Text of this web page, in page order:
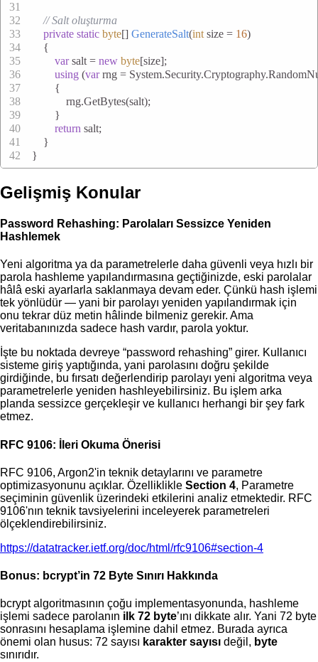
// Salt oluşturma
private static byte[] GenerateSalt(int size = 16)
    {
var salt = new byte[size];
using (var rng =
        {
            rng.GetBytes(salt);
        }
return salt;
    }
}
Gelişmiş Konular
Password Rehashing: Parolaları Sessizce Yeniden
Hashlemek
Yeni algoritma ya da parametrelerle daha güvenli veya hızlı bir
parola hashleme yapılandırmasına geçtiğinizde, eski parolalar
hâlâ eski ayarlarla saklanmaya devam eder. Çünkü hash işlemi
tek yönlüdür — yani bir parolayı yeniden yapılandırmak için
onu tekrar düz metin hâlinde bilmeniz gerekir. Ama
veritabanınızda sadece hash vardır, parola yoktur.
İşte bu noktada devreye “password rehashing” girer. Kullanıcı
sisteme giriş yaptığında, yani parolasını doğru şekilde
girdiğinde, bu fırsatı değerlendirip parolayı yeni algoritma veya
parametrelerle yeniden hashleyebilirsiniz. Bu işlem arka
planda sessizce gerçekleşir ve kullanıcı herhangi bir şey fark
etmez.
RFC 9106: İleri Okuma Önerisi
RFC 9106, Argon2'in teknik detaylarını ve parametre
optimizasyonunu açıklar. Özelliklikle Section 4, Parametre
seçiminin güvenlik üzerindeki etkilerini analiz etmektedir. RFC
9106'nın teknik tavsiyelerini inceleyerek parametreleri
ölçeklendirebilirsiniz.
https://datatracker.ietf.org/doc/html/rfc9106#section-4
Bonus: bcrypt’in 72 Byte Sınırı Hakkında
bcrypt algoritmasının çoğu implementasyonunda, hashleme
işlemi sadece parolanın ilk 72 byte’ını dikkate alır. Yani 72 byte
sonrasını hesaplama işlemine dahil etmez. Burada ayrıca
önemi olan husus: 72 sayısı karakter sayısı değil, byte
sınırıdır.